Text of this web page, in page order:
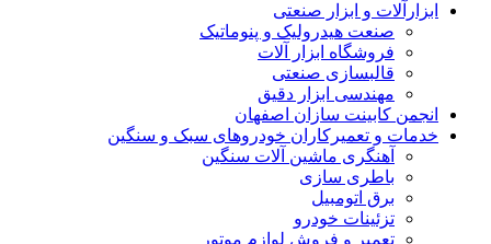
ابزارآلات و ابزار صنعتی
صنعت هیدرولیک و پنوماتیک
فروشگاه ابزار آلات
قالبسازی صنعتی
مهندسی ابزار دقیق
انجمن کابینت سازان اصفهان
خدمات و تعمیرکاران خودروهای سبک و سنگین
آهنگری ماشین آلات سنگین
باطری سازی
برق اتومبیل
تزئینات خودرو
تعمیر و فروش لوازم موتور